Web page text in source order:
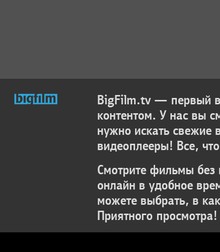
BigFilm.tv — первый
контентом. У нас вы
нужно искать свежие
видеоплееры! Все,
Смотрите фильмы без
онлайн в удобное
можете выбрать, в
Приятного просмотра!